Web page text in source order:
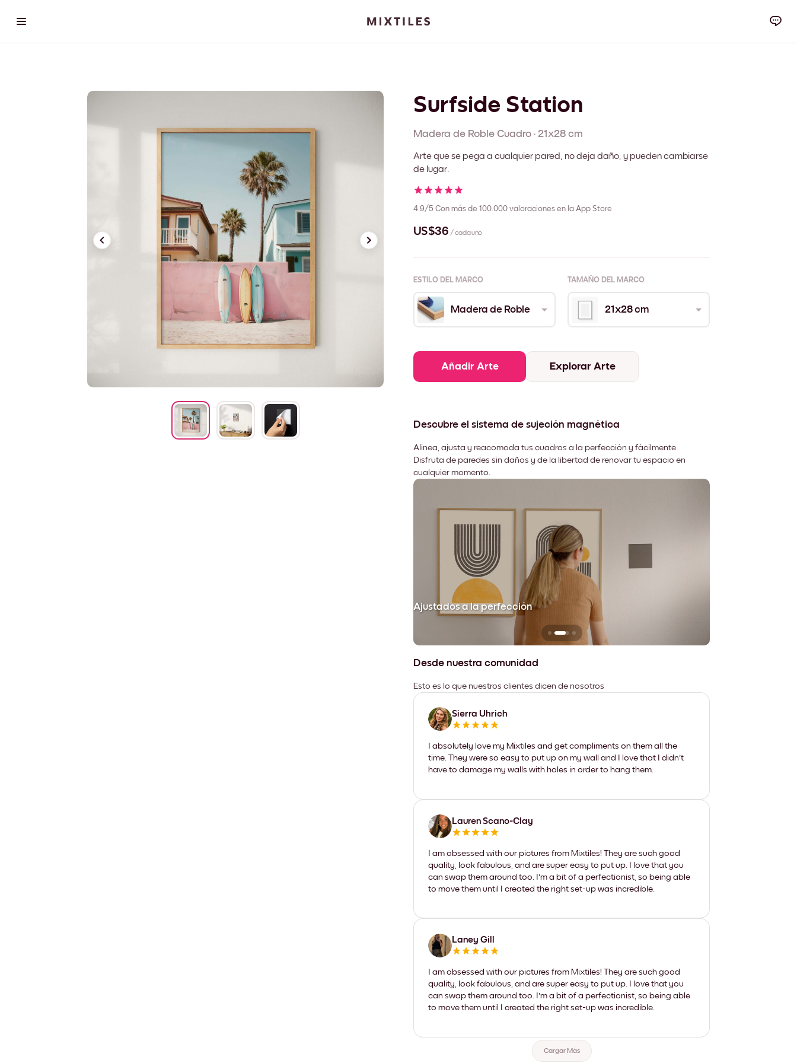
Surfside Station
Madera de Roble Cuadro · 21x28 cm
Arte que se pega a cualquier pared, no deja daño, y pueden cambiarse
de lugar.
4.9/5 Con más de 100.000 valoraciones en la App Store
US$36 / cada uno
ESTILO DEL MARCO TAMAÑO DEL MARCO
Madera de Roble 21x28 cm
Añadir Arte Explorar Arte
Descubre el sistema de sujeción magnética
Alinea, ajusta y reacomoda tus cuadros a la perfección y fácilmente.
Disfruta de paredes sin daños y de la libertad de renovar tu espacio en
cualquier momento.
Ajustados a la perfección
Desde nuestra comunidad
Esto es lo que nuestros clientes dicen de nosotros
Sierra Uhrich
I absolutely love my Mixtiles and get compliments on them all the
time. They were so easy to put up on my wall and I love that I didn't
have to damage my walls with holes in order to hang them.
Lauren Scano-Clay
I am obsessed with our pictures from Mixtiles! They are such good
quality, look fabulous, and are super easy to put up. I love that you
can swap them around too. I'm a bit of a perfectionist, so being able
to move them until I created the right set-up was incredible.
Laney Gill
I am obsessed with our pictures from Mixtiles! They are such good
quality, look fabulous, and are super easy to put up. I love that you
can swap them around too. I'm a bit of a perfectionist, so being able
to move them until I created the right set-up was incredible.
Cargar Más